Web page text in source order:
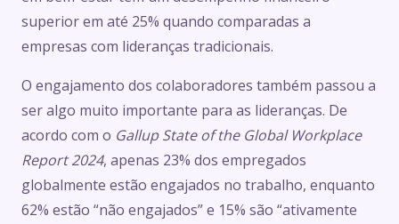
superior em até 25% quando comparadas a
empresas com lideranças tradicionais.
O engajamento dos colaboradores também passou a
ser algo muito importante para as lideranças. De
acordo com o Gallup State of the Global Workplace
Report 2024, apenas 23% dos empregados
globalmente estão engajados no trabalho, enquanto
62% estão “não engajados” e 15% são “ativamente